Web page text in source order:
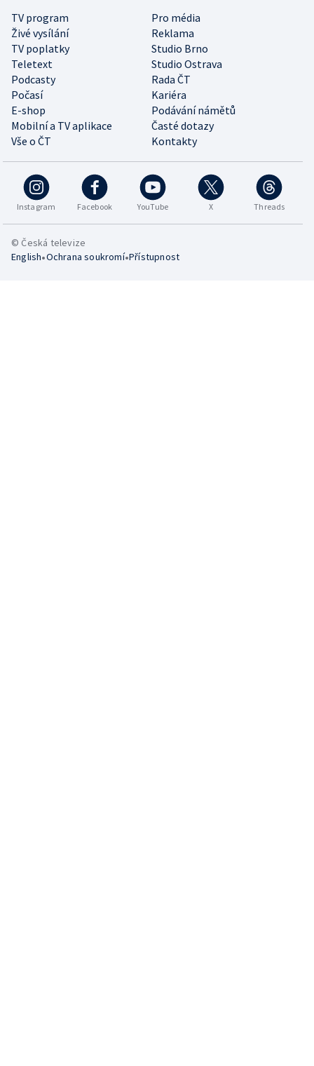
TV program
Pro média
Živé vysílání
Reklama
TV poplatky
Studio Brno
Teletext
Studio Ostrava
Podcasty
Rada ČT
Počasí
Kariéra
E-shop
Podávání námětů
Mobilní a TV aplikace
Časté dotazy
Vše o ČT
Kontakty
Instagram Facebook YouTube X Threads
© Česká televize
English•Ochrana soukromí•Přístupnost